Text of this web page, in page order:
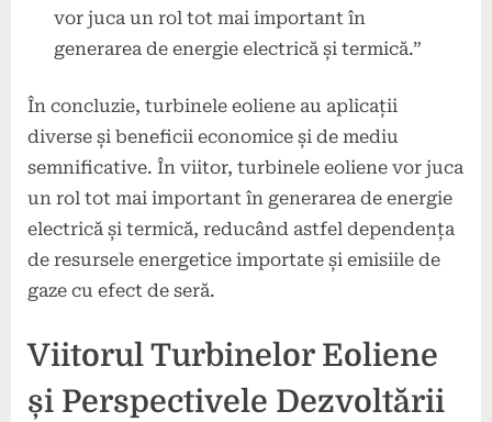
vor juca un rol tot mai important în
generarea de energie electrică și termică.”
În concluzie, turbinele eoliene au aplicații
diverse și beneficii economice și de mediu
semnificative. În viitor, turbinele eoliene vor juca
un rol tot mai important în generarea de energie
electrică și termică, reducând astfel dependența
de resursele energetice importate și emisiile de
gaze cu efect de seră.
Viitorul Turbinelor Eoliene
și Perspectivele Dezvoltării